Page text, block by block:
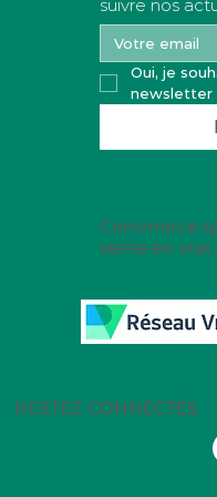
suivre nos
Oui, je
newsletter
RESTEZ CONNECTÉS
Commerce
vente en vrac.